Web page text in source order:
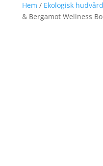
Hem / Ekologisk hudvård
& Bergamot Wellness